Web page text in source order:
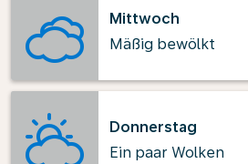
Mittwoch
Mäßig bewölkt
Donnerstag
Ein paar Wolken